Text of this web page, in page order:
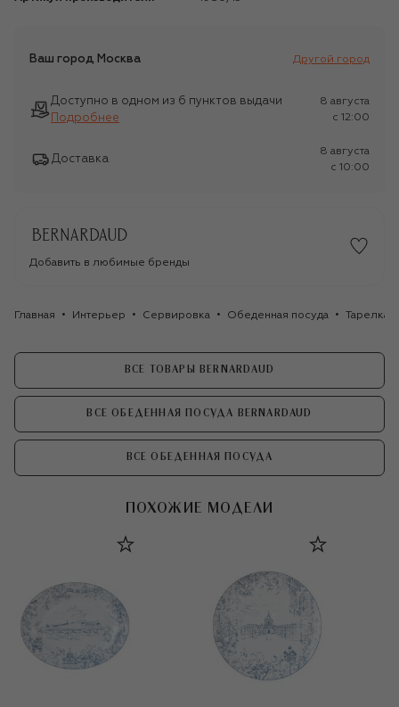
Ваш город Москва Другой город
Доступно в одном из 6 пунктов выдачи
Подробнее
8 августа
c 12:00
Доставка
8 августа
c 10:00
Добавить в любимые бренды
Главная Интерьер Сервировка Обеденная посуда Тарелка
ВСЕ ТОВАРЫ BERNARDAUD
ВСЕ ОБЕДЕННАЯ ПОСУДА BERNARDAUD
ВСЕ ОБЕДЕННАЯ ПОСУДА
ПОХОЖИЕ МОДЕЛИ